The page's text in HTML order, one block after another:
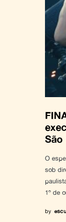
São
O
sob
1º de
by